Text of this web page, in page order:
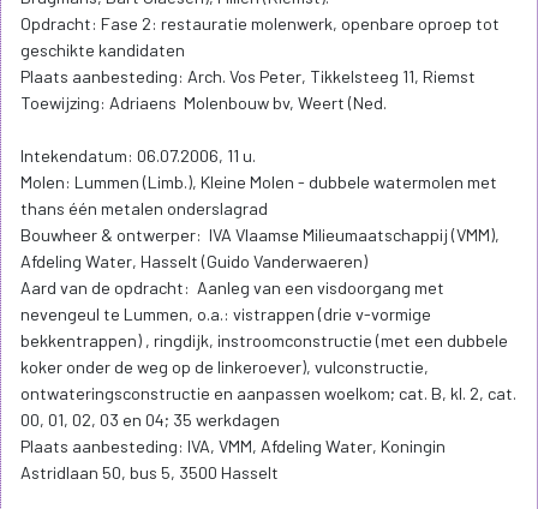
Opdracht: Fase 2: restauratie molenwerk, openbare oproep tot
geschikte kandidaten
Plaats aanbesteding: Arch. Vos Peter, Tikkelsteeg 11, Riemst
Toewijzing: Adriaens Molenbouw bv, Weert (Ned.
Intekendatum: 06.07.2006, 11 u.
Molen: Lummen (Limb.), Kleine Molen - dubbele watermolen met
thans één metalen onderslagrad
Bouwheer & ontwerper: IVA Vlaamse Milieumaatschappij (VMM),
Afdeling Water, Hasselt (Guido Vanderwaeren)
Aard van de opdracht: Aanleg van een visdoorgang met
nevengeul te Lummen, o.a.: vistrappen (drie v-vormige
bekkentrappen) , ringdijk, instroomconstructie (met een dubbele
koker onder de weg op de linkeroever), vulconstructie,
ontwateringsconstructie en aanpassen woelkom; cat. B, kl. 2, cat.
00, 01, 02, 03 en 04; 35 werkdagen
Plaats aanbesteding: IVA, VMM, Afdeling Water, Koningin
Astridlaan 50, bus 5, 3500 Hasselt